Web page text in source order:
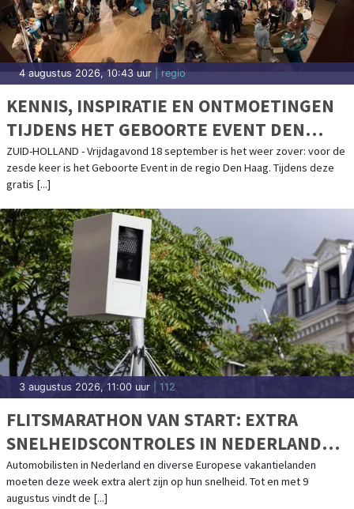
4 augustus 2026, 10:43 uur | regio
KENNIS, INSPIRATIE EN ONTMOETINGEN
TIJDENS HET GEBOORTE EVENT DEN
HAAG (VOORBURG) OP 18 SEPTEMBER
2026
ZUID-HOLLAND - Vrijdagavond 18 september is het weer zover: voor de
zesde keer is het Geboorte Event in de regio Den Haag. Tijdens deze
gratis [...]
3 augustus 2026, 11:00 uur | 112
FLITSMARATHON VAN START: EXTRA
SNELHEIDSCONTROLES IN NEDERLAND
EN POPULAIRE VAKANTIELANDEN
Automobilisten in Nederland en diverse Europese vakantielanden
moeten deze week extra alert zijn op hun snelheid. Tot en met 9
augustus vindt de [...]